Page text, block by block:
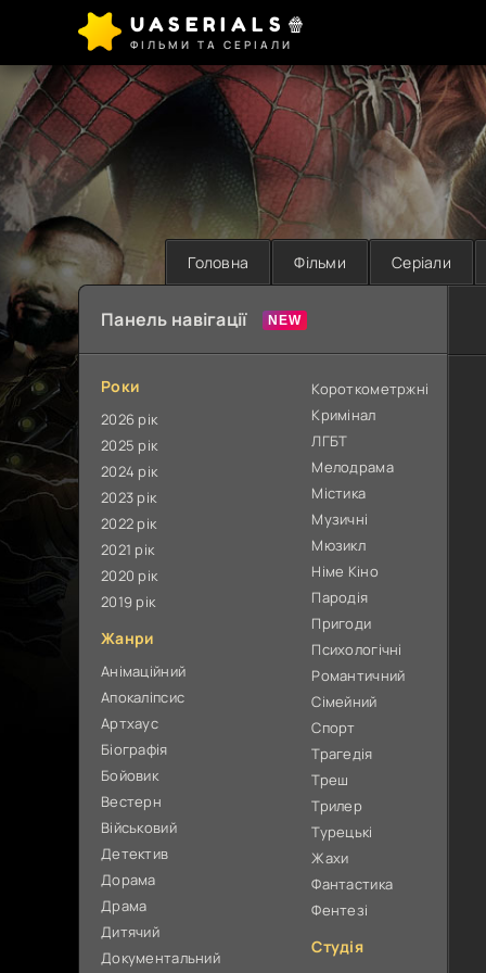
UASERIALS🍿
ФІЛЬМИ ТА СЕРІАЛИ
Головна Фільми Серіали
Панель навігації
Роки
2026 рік
2025 рік
2024 рік
2023 рік
2022 рік
2021 рік
2020 рік
2019 рік
Жанри
Анімаційний
Апокаліпсис
Артхаус
Біографія
Бойовик
Вестерн
Військовий
Детектив
Дорама
Драма
Дитячий
Документальний
Короткометржні
Кримінал
ЛГБТ
Мелодрама
Містика
Музичні
Мюзикл
Німе Кіно
Пародія
Пригоди
Психологічні
Романтичний
Сімейний
Спорт
Трагедія
Треш
Трилер
Турецькі
Жахи
Фантастика
Фентезі
Студія